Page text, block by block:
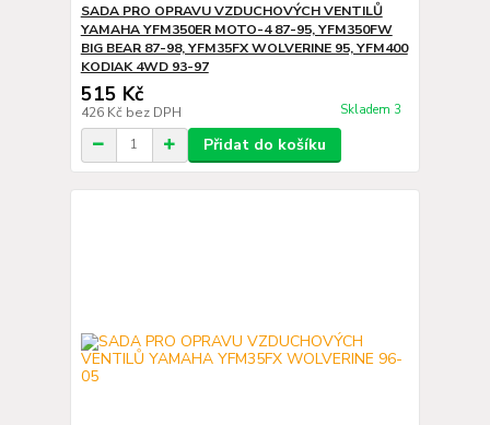
SADA PRO OPRAVU VZDUCHOVÝCH VENTILŮ
YAMAHA YFM350ER MOTO-4 87-95, YFM350FW
BIG BEAR 87-98, YFM35FX WOLVERINE 95, YFM400
KODIAK 4WD 93-97
515 Kč
426 Kč bez DPH Skladem 3
Přidat do košíku